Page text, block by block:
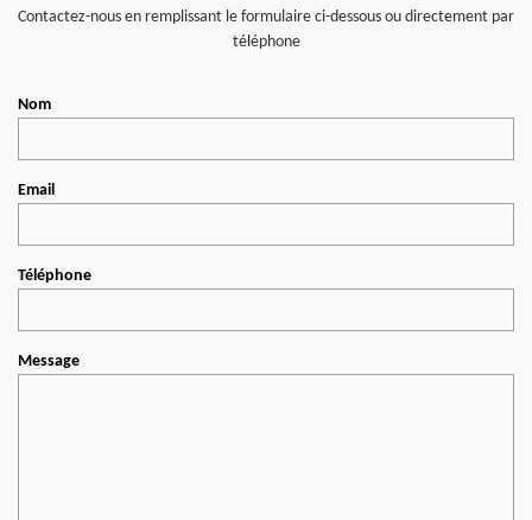
Contactez-nous en remplissant le formulaire ci-dessous ou directement par
téléphone
Nom
Email
Téléphone
Message